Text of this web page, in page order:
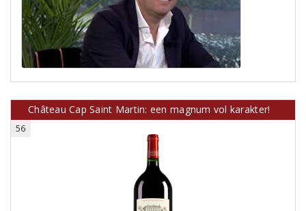
Château Cap Saint Martin: een magnum vol karakter!
56